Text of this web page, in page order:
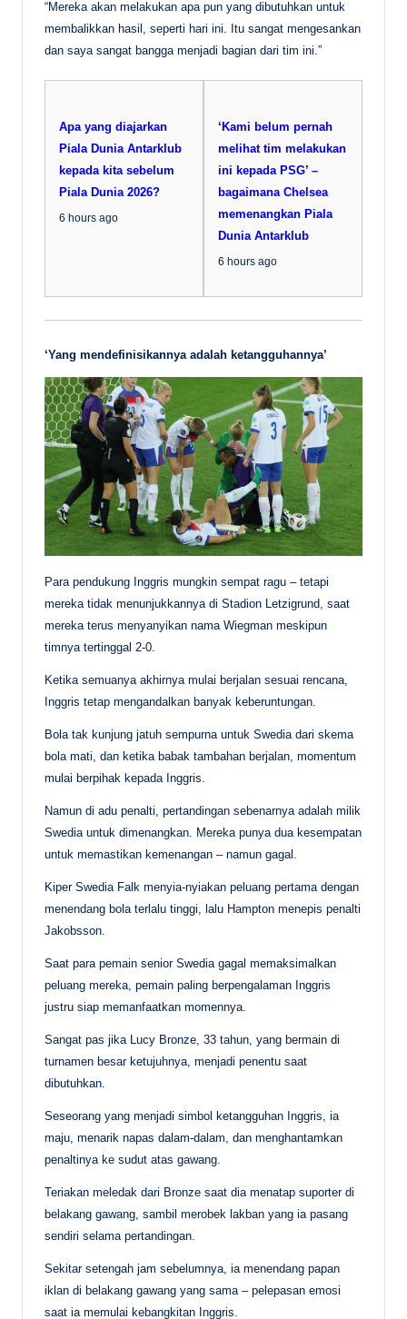
“Mereka akan melakukan apa pun yang dibutuhkan untuk
membalikkan hasil, seperti hari ini. Itu sangat mengesankan
dan saya sangat bangga menjadi bagian dari tim ini.”
Apa yang diajarkan
Piala Dunia Antarklub
kepada kita sebelum
Piala Dunia 2026?
6 hours ago
‘Kami belum pernah
melihat tim melakukan
ini kepada PSG’ –
bagaimana Chelsea
memenangkan Piala
Dunia Antarklub
6 hours ago
‘Yang mendefinisikannya adalah ketangguhannya’
Para pendukung Inggris mungkin sempat ragu – tetapi
mereka tidak menunjukkannya di Stadion Letzigrund, saat
mereka terus menyanyikan nama Wiegman meskipun
timnya tertinggal 2-0.
Ketika semuanya akhirnya mulai berjalan sesuai rencana,
Inggris tetap mengandalkan banyak keberuntungan.
Bola tak kunjung jatuh sempurna untuk Swedia dari skema
bola mati, dan ketika babak tambahan berjalan, momentum
mulai berpihak kepada Inggris.
Namun di adu penalti, pertandingan sebenarnya adalah milik
Swedia untuk dimenangkan. Mereka punya dua kesempatan
untuk memastikan kemenangan – namun gagal.
Kiper Swedia Falk menyia-nyiakan peluang pertama dengan
menendang bola terlalu tinggi, lalu Hampton menepis penalti
Jakobsson.
Saat para pemain senior Swedia gagal memaksimalkan
peluang mereka, pemain paling berpengalaman Inggris
justru siap memanfaatkan momennya.
Sangat pas jika Lucy Bronze, 33 tahun, yang bermain di
turnamen besar ketujuhnya, menjadi penentu saat
dibutuhkan.
Seseorang yang menjadi simbol ketangguhan Inggris, ia
maju, menarik napas dalam-dalam, dan menghantamkan
penaltinya ke sudut atas gawang.
Teriakan meledak dari Bronze saat dia menatap suporter di
belakang gawang, sambil merobek lakban yang ia pasang
sendiri selama pertandingan.
Sekitar setengah jam sebelumnya, ia menendang papan
iklan di belakang gawang yang sama – pelepasan emosi
saat ia memulai kebangkitan Inggris.